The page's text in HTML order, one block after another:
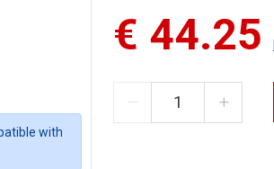
with
€ 44.25